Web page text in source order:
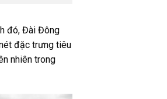
đó, Đài Đông
đặc trưng tiêu
nhiên trong